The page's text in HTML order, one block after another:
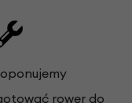
rower do